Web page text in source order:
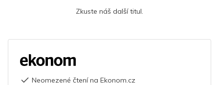
Zkuste náš další titul.
Neomezené čtení na Ekonom.cz